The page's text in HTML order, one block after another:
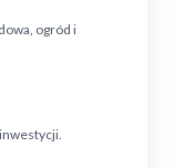
ogród i